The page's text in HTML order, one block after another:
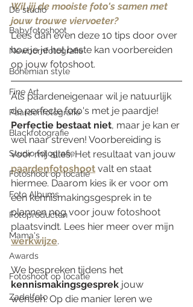
De studio
Babyfotoshoot
Newbornfotografie
Bohemian style
Fine Art
Paardenfotografie
Blackfotografie
Studio fotografie
Fotoshoot op locatie
Foto Albums
Fotoproducten
Mama's
Awards
Fotoshoot op locatie
Zadelfoto
Wil jij de mooiste foto's samen met
jouw trouwe viervoeter?
Lees dan even deze 10 tips door over
hoe je je het beste kan voorbereiden
op jouw fotoshoot.
Als paardeneigenaar wil je natuurlijk
de perfecte foto's met je paardje!
Perfectie bestaat niet, maar je kan er
wel naar streven! Voorbereiding is
voor mij alles. Het resultaat van jouw
paardenfotoshoot valt en staat
hiermee. Daarom kies ik er voor om
een kennismakingsgesprek in te
plannen nog voor jouw fotoshoot
plaatsvindt. Lees hier meer over mijn
werkwijze.
We bespreken tijdens het
kennismakingsgesprek jouw
wensen. Op die manier leren we